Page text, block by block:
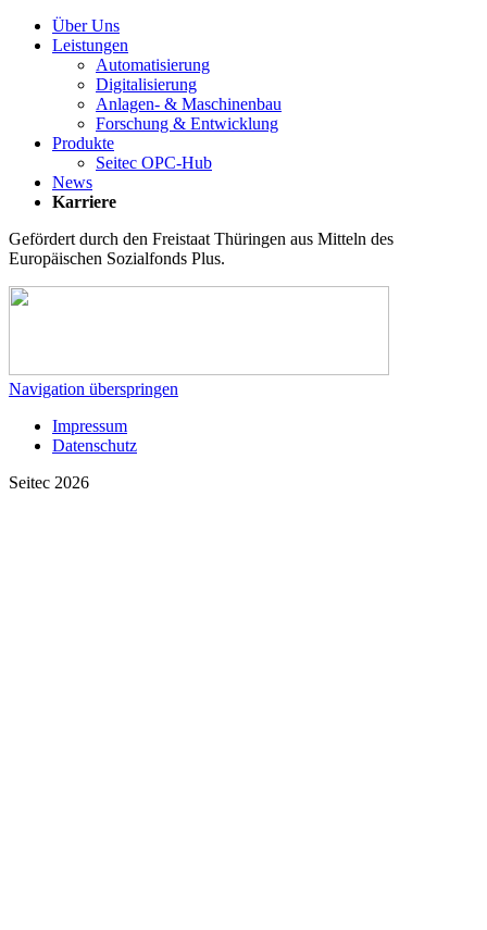
Über Uns
Leistungen
Automatisierung
Digitalisierung
Anlagen- & Maschinenbau
Forschung & Entwicklung
Produkte
Seitec OPC-Hub
News
Karriere
Gefördert durch den Freistaat Thüringen aus Mitteln des
Europäischen Sozialfonds Plus.
Navigation überspringen
Impressum
Datenschutz
Seitec 2026